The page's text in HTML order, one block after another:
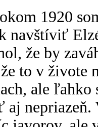
1920
navštíviť
že by
to v živote
ale
aj